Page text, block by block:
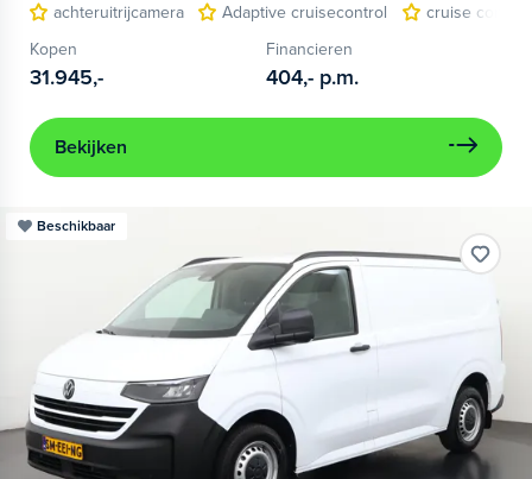
achteruitrijcamera
Adaptive cruisecontrol
cruise control
Kopen
31.945,-
Financieren
404,- p.m.
Bekijken
Beschikbaar